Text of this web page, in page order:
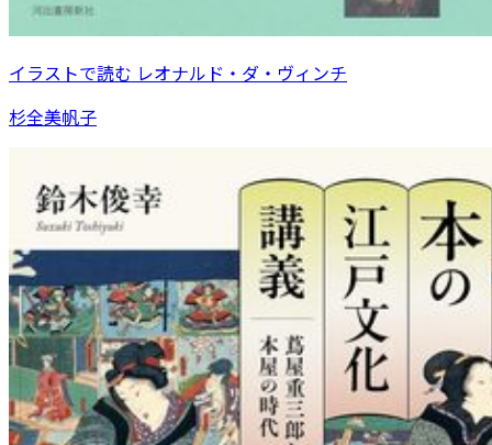
イラストで読む レオナルド・ダ・ヴィンチ
杉全美帆子